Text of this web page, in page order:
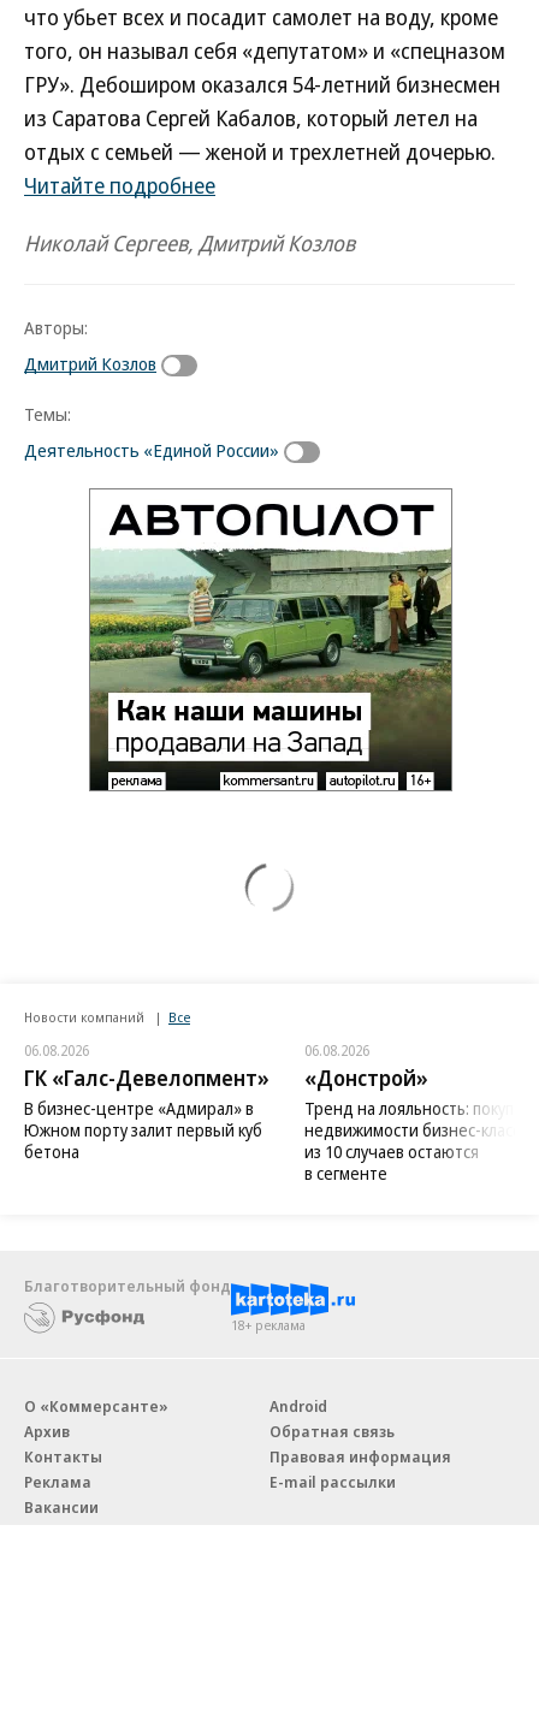
что убьет всех и посадит самолет на воду, кроме
того, он называл себя «депутатом» и «спецназом
ГРУ». Дебоширом оказался 54-летний бизнесмен
из Саратова Сергей Кабалов, который летел на
отдых с семьей — женой и трехлетней дочерью.
Читайте подробнее
Николай Сергеев, Дмитрий Козлов
Авторы:
Дмитрий Козлов
Темы:
Деятельность «Единой России»
Новости компаний Все
06.08.2026
ГК «Галс-Девелопмент»
В бизнес-центре «Адмирал» в
Южном порту залит первый куб
бетона
06.08.2026
«Донстрой»
Тренд на лояльность:
недвижимости бизнес-класса
из 10 случаев остаются
в сегменте
Благотворительный фонд
18+ реклама
О «Коммерсанте»
Архив
Контакты
Реклама
Вакансии
Android
Обратная связь
Правовая информация
E-mail рассылки